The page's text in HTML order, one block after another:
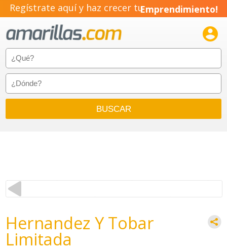
Regístrate aquí y haz crecer tuEmprendimiento!

Hernandez Y Tobar
Limitada